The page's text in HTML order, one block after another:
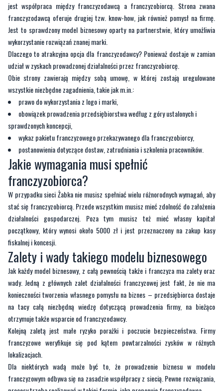
jest współpraca między franczyzodawcą a franczyzobiorcą. Strona zwana
franczyzodawcą oferuje drugiej tzw. know-how, jak również pomysł na firmę.
Jest to sprawdzony model biznesowy oparty na partnerstwie, który umożliwia
wykorzystanie rozwiązań znanej marki.
Dlaczego to atrakcyjna opcja dla franczyzodawcy? Ponieważ dostaje w zamian
udział w zyskach prowadzonej działalności przez franczyzobiorcę.
Obie strony zawierają między sobą umowę, w której zostają uregulowane
wszystkie niezbędne zagadnienia, takie jak m.in.:
prawo do wykorzystania z logo i marki,
obowiązek prowadzenia przedsiębiorstwa według z góry ustalonych i
sprawdzonych koncepcji,
wykaz pakietu franczyzowego przekazywanego dla franczyzobiorcy,
postanowienia dotyczące dostaw, zatrudniania i szkolenia pracowników.
Jakie wymagania musi spełnić
franczyzobiorca?
W przypadku sieci Żabka nie musisz spełniać wielu różnorodnych wymagań, aby
stać się franczyzobiorcą. Przede wszystkim musisz mieć zdolność do założenia
działalności gospodarczej. Poza tym musisz też mieć własny kapitał
początkowy, który wynosi około 5000 zł i jest przeznaczony na zakup kasy
fiskalnej i koncesji.
Zalety i wady takiego modelu biznesowego
Jak każdy model biznesowy, z całą pewnością także i franczyza ma zalety oraz
wady. Jedną z głównych zalet działalności franczyzowej jest fakt, że nie ma
konieczności tworzenia własnego pomysłu na biznes – przedsiębiorca dostaje
na tacy całą niezbędną wiedzę dotyczącą prowadzenia firmy, na bieżąco
otrzymuje także wsparcie od franczyzodawcy.
Kolejną zaletą jest małe ryzyko porażki i poczucie bezpieczeństwa. Firmy
franczyzowe weryfikuje się pod kątem powtarzalności zysków w różnych
lokalizacjach.
Dla niektórych wadą może być to, że prowadzenie biznesu w modelu
franczyzowym odbywa się na zasadzie współpracy z siecią. Pewne rozwiązania,